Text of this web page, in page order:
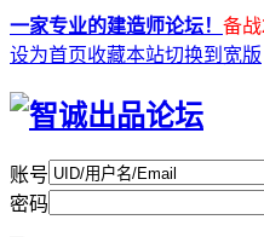
一家专业的建造师论坛！ 备
设为首页收藏本站切换到宽版
账号
密码